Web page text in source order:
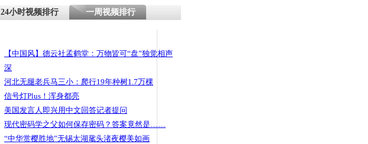
24小时视频排行 一周视频排行
【中国风】德云社孟鹤堂：万物皆可“盘”独觉相声
深
河北无腿老兵马三小：爬行19年种树1.7万棵
信号灯Plus！浑身都亮
美国发言人即兴用中文回答记者提问
现代密码学之父如何保存密码？答案竟然是……
“中华赏樱胜地”无锡太湖鼋头渚夜樱美如画